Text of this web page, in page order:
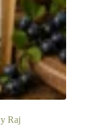
Raj